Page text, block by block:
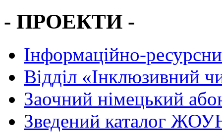
- ПРОЕКТИ -
Інформаційно-
Вiддiл «Інклюзивний
Заочний німецький
Зведений каталог